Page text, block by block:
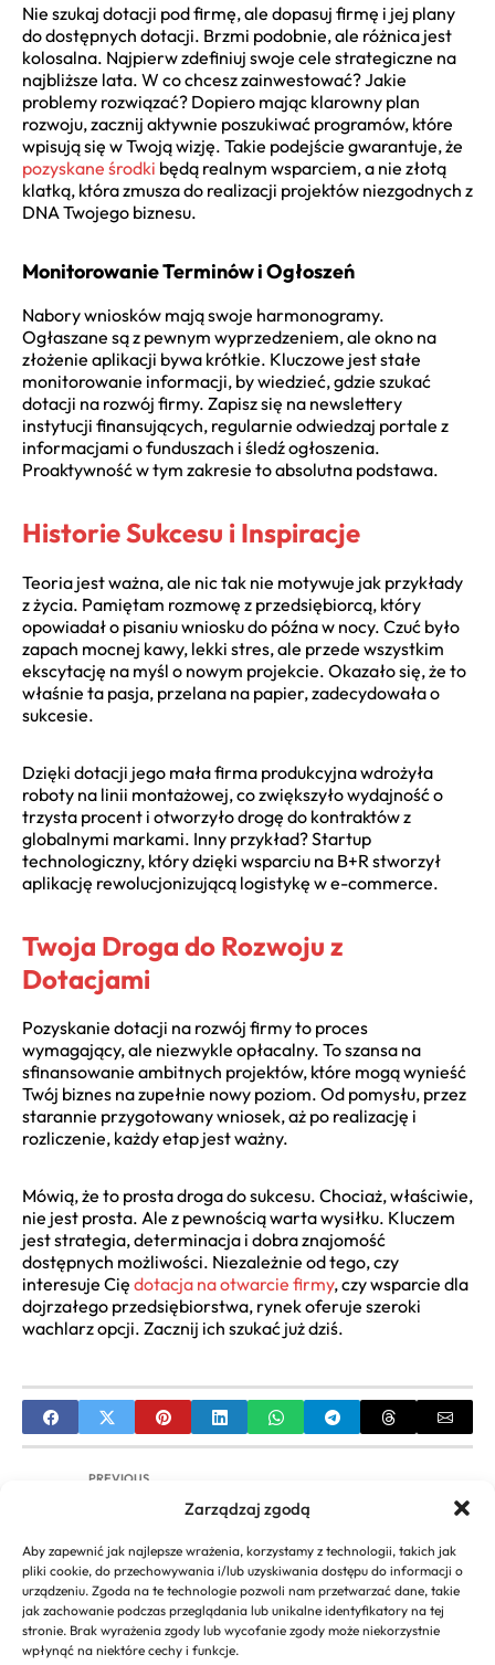
Zarządzaj zgodą
Aby zapewnić jak najlepsze wrażenia, korzystamy z technologii, takich jak
pliki cookie, do przechowywania i/lub uzyskiwania dostępu do informacji o
urządzeniu. Zgoda na te technologie pozwoli nam przetwarzać dane, takie
jak zachowanie podczas przeglądania lub unikalne identyfikatory na tej
stronie. Brak wyrażenia zgody lub wycofanie zgody może niekorzystnie
wpłynąć na niektóre cechy i funkcje.
Nie szukaj dotacji pod firmę, ale dopasuj firmę i jej plany
do dostępnych dotacji. Brzmi podobnie, ale różnica jest
kolosalna. Najpierw zdefiniuj swoje cele strategiczne na
najbliższe lata. W co chcesz zainwestować? Jakie
problemy rozwiązać? Dopiero mając klarowny plan
rozwoju, zacznij aktywnie poszukiwać programów, które
wpisują się w Twoją wizję. Takie podejście gwarantuje, że
pozyskane środki będą realnym wsparciem, a nie złotą
klatką, która zmusza do realizacji projektów niezgodnych z
DNA Twojego biznesu.
Monitorowanie Terminów i Ogłoszeń
Nabory wniosków mają swoje harmonogramy.
Ogłaszane są z pewnym wyprzedzeniem, ale okno na
złożenie aplikacji bywa krótkie. Kluczowe jest stałe
monitorowanie informacji, by wiedzieć, gdzie szukać
dotacji na rozwój firmy. Zapisz się na newslettery
instytucji finansujących, regularnie odwiedzaj portale z
informacjami o funduszach i śledź ogłoszenia.
Proaktywność w tym zakresie to absolutna podstawa.
Historie Sukcesu i Inspiracje
Teoria jest ważna, ale nic tak nie motywuje jak przykłady
z życia. Pamiętam rozmowę z przedsiębiorcą, który
opowiadał o pisaniu wniosku do późna w nocy. Czuć było
zapach mocnej kawy, lekki stres, ale przede wszystkim
ekscytację na myśl o nowym projekcie. Okazało się, że to
właśnie ta pasja, przelana na papier, zadecydowała o
sukcesie.
Dzięki dotacji jego mała firma produkcyjna wdrożyła
roboty na linii montażowej, co zwiększyło wydajność o
trzysta procent i otworzyło drogę do kontraktów z
globalnymi markami. Inny przykład? Startup
technologiczny, który dzięki wsparciu na B+R stworzył
aplikację rewolucjonizującą logistykę w e-commerce.
Twoja Droga do Rozwoju z
Dotacjami
Pozyskanie dotacji na rozwój firmy to proces
wymagający, ale niezwykle opłacalny. To szansa na
sfinansowanie ambitnych projektów, które mogą wynieść
Twój biznes na zupełnie nowy poziom. Od pomysłu, przez
starannie przygotowany wniosek, aż po realizację i
rozliczenie, każdy etap jest ważny.
Mówią, że to prosta droga do sukcesu. Chociaż, właściwie,
nie jest prosta. Ale z pewnością warta wysiłku. Kluczem
jest strategia, determinacja i dobra znajomość
dostępnych możliwości. Niezależnie od tego, czy
interesuje Cię dotacja na otwarcie firmy, czy wsparcie dla
dojrzałego przedsiębiorstwa, rynek oferuje szeroki
wachlarz opcji. Zacznij ich szukać już dziś.
PREVIOUS
Jak wdrożyć strategie restrukturyzacji firmy?
NEXT
Wszystko o firmie Forever Living Products:
Historia i produkty